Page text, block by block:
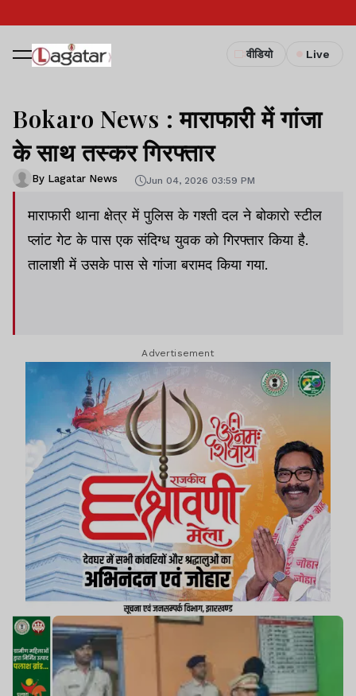
वीडियो Live
Bokaro News : माराफारी में गांजा
के साथ तस्कर गिरफ्तार
By Lagatar News Jun 04, 2026 03:59 PM
माराफारी थाना क्षेत्र में पुलिस के गश्ती दल ने बोकारो स्टील
प्लांट गेट के पास एक संदिग्ध युवक को गिरफ्तार किया है.
तालाशी में उसके पास से गांजा बरामद किया गया.
Advertisement